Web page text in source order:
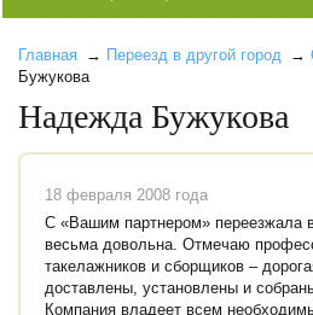
Главная → Переезд в другой город →
Бужукова
Надежда Бужукова
18 февраля 2008 года
С «Вашим партнером» переезжала
весьма довольна. Отмечаю
такелажников и сборщиков –
доставлены, установлены и
Компания владеет всем